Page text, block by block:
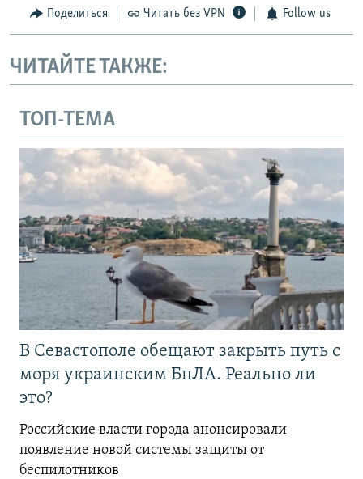
Поделиться Читать без VPN Follow us
ЧИТАЙТЕ ТАКЖЕ:
ТОП-ТЕМА
В Севастополе обещают закрыть путь с
моря украинским БпЛА. Реально ли
это?
Российские власти города анонсировали
появление новой системы защиты от
беспилотников